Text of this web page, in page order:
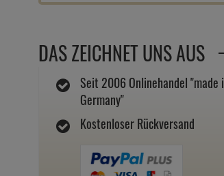
DAS ZEICHNET UNS AUS
Seit 2006 Onlinehandel "made
Germany"
Kostenloser Rückversand